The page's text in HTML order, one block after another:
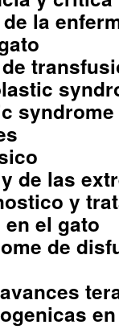
la
syndrome
de las
y
el gato
de